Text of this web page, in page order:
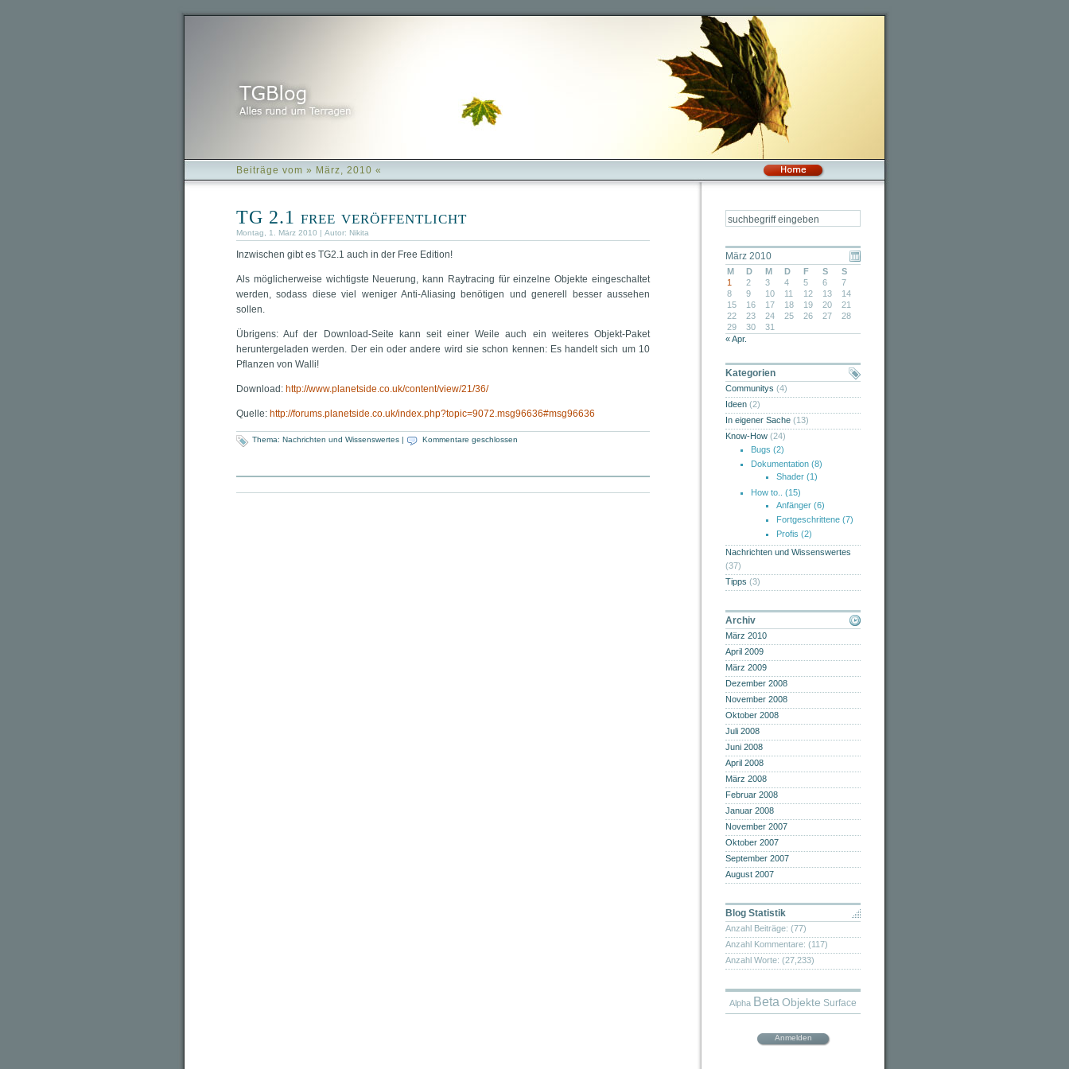
Beiträge vom » März, 2010 «
TG 2.1 free veröffentlicht
Montag, 1. März 2010 | Autor: Nikita
Inzwischen gibt es TG2.1 auch in der Free Edition!
Als möglicherweise wichtigste Neuerung, kann Raytracing für einzelne Objekte eingeschaltet
werden, sodass diese viel weniger Anti-Aliasing benötigen und generell besser aussehen
sollen.
Übrigens: Auf der Download-Seite kann seit einer Weile auch ein weiteres Objekt-Paket
heruntergeladen werden. Der ein oder andere wird sie schon kennen: Es handelt sich um 10
Pflanzen von Walli!
Download: http://www.planetside.co.uk/content/view/21/36/
Quelle: http://forums.planetside.co.uk/index.php?topic=9072.msg96636#msg96636
Thema: Nachrichten und Wissenswertes | Kommentare geschlossen
März 2010
M D M D F S
S
1
2 3 4 5 6
7
8
9 10 11 12 13
14
15
16 17 18 19 20
21
22
23 24 25 26 27
28
29
30
31
« Apr.
Kategorien
Communitys (4)
Ideen (2)
In eigener Sache (13)
Know-How (24)
Bugs (2)
Dokumentation (8)
Shader (1)
How to..
(15)
Anfänger (6)
Fortgeschrittene (7)
Profis (2)
Nachrichten und Wissenswertes
(37)
Tipps (3)
Archiv
März 2010
April 2009
März 2009
Dezember 2008
November 2008
Oktober 2008
Juli 2008
Juni 2008
April 2008
März 2008
Februar 2008
Januar 2008
November 2007
Oktober 2007
September 2007
August 2007
Blog Statistik
Anzahl Beiträge: (77)
Anzahl Kommentare: (117)
Anzahl Worte: (27,233)
Alpha Beta Objekte Surface
Anmelden